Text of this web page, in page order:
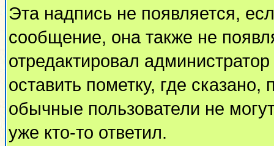
Эта надпись не появляется,
сообщение, она также не
отредактировал
оставить пометку, где
обычные пользователи не
уже кто-то ответил.